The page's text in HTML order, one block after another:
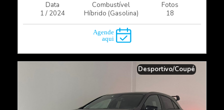
Data
1 / 2024
Combustível
Híbrido (Gasolina)
Fotos
18
Desportivo/Coupé